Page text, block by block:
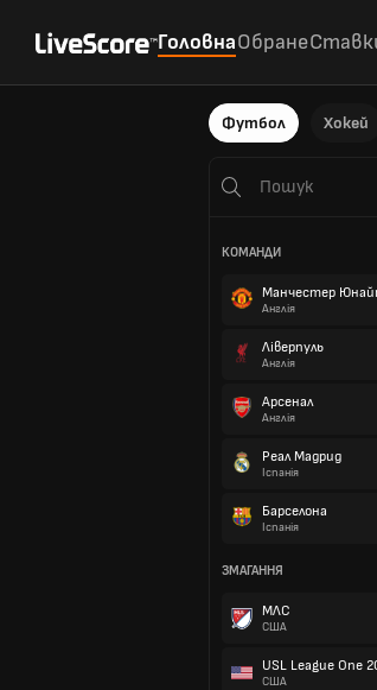
ГоловнаОбране
Футбол Хокей
КОМАНДИ
Манчестер
Англія
Ліверпуль
Англія
Арсенал
Англія
Реал Мадрид
Іспанія
Барселона
Іспанія
ЗМАГАННЯ
МЛС
США
USL League One
США